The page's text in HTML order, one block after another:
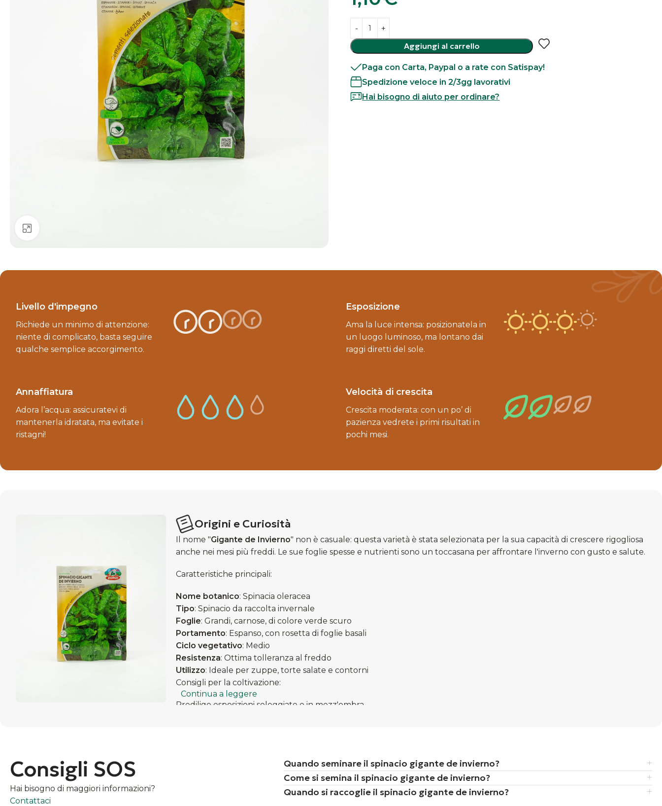
Aggiungi al carrello
Paga con Carta, Paypal o a rate con Satispay!
Spedizione veloce in 2/3gg lavorativi
Hai bisogno di aiuto per ordinare?
Livello d'impegno
Richiede un minimo di attenzione:
niente di complicato, basta seguire
qualche semplice accorgimento.
Esposizione
Ama la luce intensa: posizionatela in
un luogo luminoso, ma lontano dai
raggi diretti del sole.
Annaffiatura
Adora l’acqua: assicuratevi di
mantenerla idratata, ma evitate i
ristagni!
Velocità di crescita
Crescita moderata: con un po’ di
pazienza vedrete i primi risultati in
pochi mesi.
Origini e Curiosità
Il nome "Gigante de Invierno" non è casuale: questa varietà è stata selezionata per la sua capacità di crescere rigogliosa
anche nei mesi più freddi. Le sue foglie spesse e nutrienti sono un toccasana per affrontare l'inverno con gusto e salute.
Caratteristiche principali:
Nome botanico: Spinacia oleracea
Tipo: Spinacio da raccolta invernale
Foglie: Grandi, carnose, di colore verde scuro
Portamento: Espanso, con rosetta di foglie basali
Ciclo vegetativo: Medio
Resistenza: Ottima tolleranza al freddo
Utilizzo: Ideale per zuppe, torte salate e contorni​
Consigli per la coltivazione:
Predilige esposizioni soleggiate o in mezz'ombra
Continua a leggere
Consigli SOS
Hai bisogno di maggiori informazioni?
Contattaci
Quando seminare il spinacio gigante de invierno?
Come si semina il spinacio gigante de invierno?
Quando si raccoglie il spinacio gigante de invierno?